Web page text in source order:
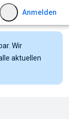
Anmelden
Wir
aktuellen